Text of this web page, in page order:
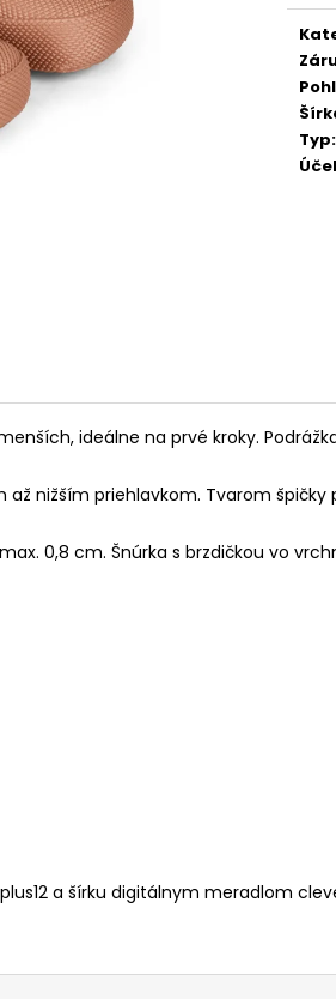
Typ:
ideálne na prvé kroky.
až nižším priehlavkom. Tvarom
0,8 cm. Šnúrka s brzdičkou vo
a šírku digitálnym meradlom